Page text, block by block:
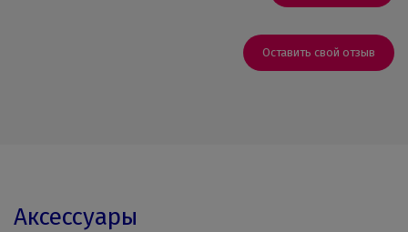
Оставить свой отзыв
Аксессуары